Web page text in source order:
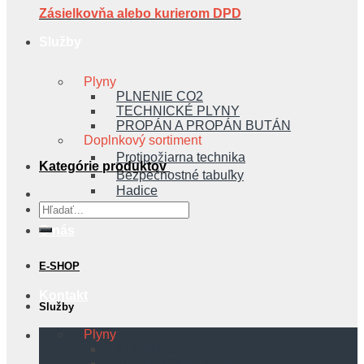
Plyny
PLNENIE CO2
TECHNICKÉ PLYNY
PROPÁN A PROPÁN BUTÁN
Doplnkový sortiment
Protipožiarna technika
Bezpečnostné tabuľky
Hadice
O nás
Zásielkovňa alebo kurierom DPD
Kategórie produktov
Hľadať:
E-SHOP
Služby
Plyny